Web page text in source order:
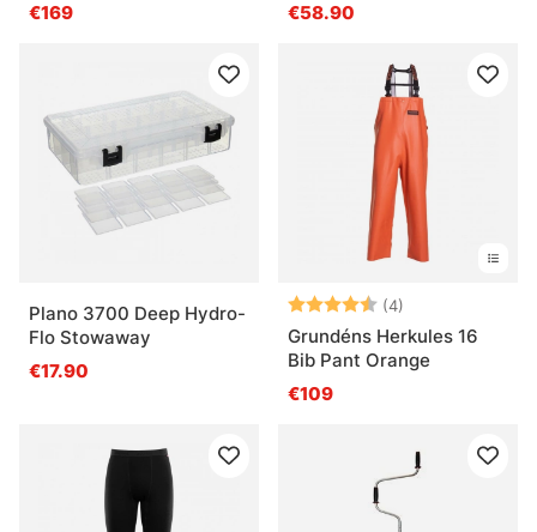
€169
€58.90
Plano 3700 Deep Hydro-
Flo Stowaway
€17.90
Note: (4)
Grundéns Herkules 16
Bib Pant Orange
€109